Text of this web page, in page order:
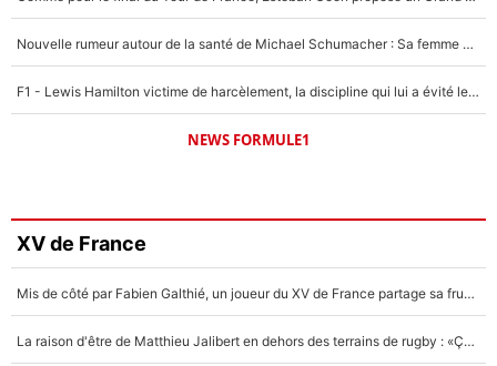
Nouvelle rumeur autour de la santé de Michael Schumacher : Sa femme Corinna sort du silence
F1 - Lewis Hamilton victime de harcèlement, la discipline qui lui a évité le pire : «J'aurais probablement mal tourné»
NEWS FORMULE1
XV de France
Mis de côté par Fabien Galthié, un joueur du XV de France partage sa frustration : «ils ne me l’ont pas dit tout de suite»
La raison d'être de Matthieu Jalibert en dehors des terrains de rugby : «Ça m'atteint autant que si tu touches à un membre de ma famille»